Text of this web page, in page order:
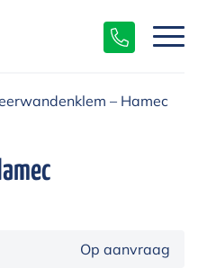
– Hamec
Op aanvraag